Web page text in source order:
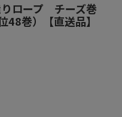
ロープ チーズ巻
巻）【直送品】